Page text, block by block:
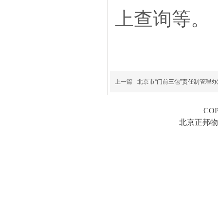
上查询等
上一篇 北京市“门前三包”责任制管理
北京正邦